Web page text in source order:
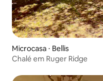
Microcasa ⋅ Bellis
Chalé em Ruger Ridge